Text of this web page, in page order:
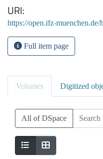
URI
https://open.ifz-
Full item page
Volumes Digitized
All of DSpace